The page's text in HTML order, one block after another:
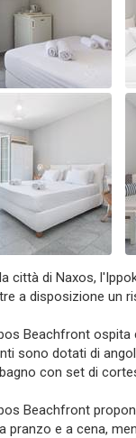
città di Naxos,
a disposizione un
Beachfront ospita
sono dotati di
con set di
Beachfront
pranzo e a cena,